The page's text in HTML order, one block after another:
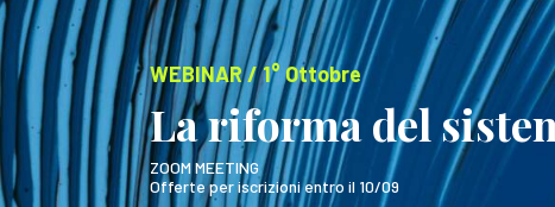
WEBINAR / 1° Ottobre
La riforma del
ZOOM MEETING
Offerte per iscrizioni entro il 10/09